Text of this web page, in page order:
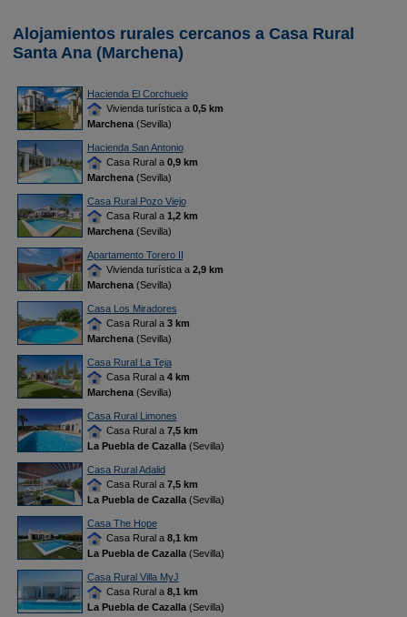
Alojamientos rurales cercanos a Casa Rural
Santa Ana (Marchena)
Hacienda El Corchuelo
Vivienda turística a 0,5 km
Marchena(Sevilla)
Hacienda San Antonio
Casa Rural a 0,9 km
Marchena(Sevilla)
Casa Rural Pozo Viejo
Casa Rural a 1,2 km
Marchena(Sevilla)
Apartamento Torero II
Vivienda turística a 2,9 km
Marchena(Sevilla)
Casa Los Miradores
Casa Rural a 3 km
Marchena(Sevilla)
Casa Rural La Teja
Casa Rural a 4 km
Marchena(Sevilla)
Casa Rural Limones
Casa Rural a 7,5 km
La Puebla de Cazalla(Sevilla)
Casa Rural Adalid
Casa Rural a 7,5 km
La Puebla de Cazalla(Sevilla)
Casa The Hope
Casa Rural a 8,1 km
La Puebla de Cazalla(Sevilla)
Casa Rural Villa MyJ
Casa Rural a 8,1 km
La Puebla de Cazalla(Sevilla)